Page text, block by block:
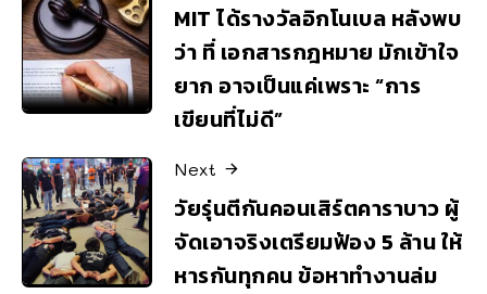
MIT ได้รางวัลอิกโนเบล หลังพบ
ว่า ที่ เอกสารกฎหมาย มักเข้าใจ
ยาก อาจเป็นแค่เพราะ “การ
เขียนที่ไม่ดี”
Next
วัยรุ่นตีกันคอนเสิร์ตคาราบาว ผู้
จัดเอาจริงเตรียมฟ้อง 5 ล้าน ให้
หารกันทุกคน ข้อหาทำงานล่ม